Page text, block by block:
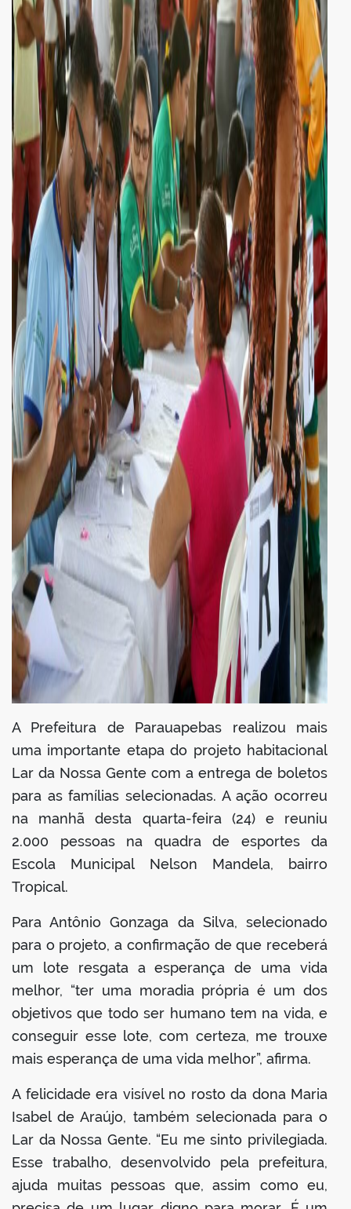
A Prefeitura de Parauapebas realizou mais
uma importante etapa do projeto habitacional
Lar da Nossa Gente com a entrega de boletos
para as famílias selecionadas. A ação ocorreu
na manhã desta quarta-feira (24) e reuniu
2.000 pessoas na quadra de esportes da
Escola Municipal Nelson Mandela, bairro
Tropical.
Para Antônio Gonzaga da Silva, selecionado
para o projeto, a confirmação de que receberá
um lote resgata a esperança de uma vida
melhor, “ter uma moradia própria é um dos
objetivos que todo ser humano tem na vida, e
conseguir esse lote, com certeza, me trouxe
mais esperança de uma vida melhor”, afirma.
A felicidade era visível no rosto da dona Maria
Isabel de Araújo, também selecionada para o
Lar da Nossa Gente. “Eu me sinto privilegiada.
Esse trabalho, desenvolvido pela prefeitura,
ajuda muitas pessoas que, assim como eu,